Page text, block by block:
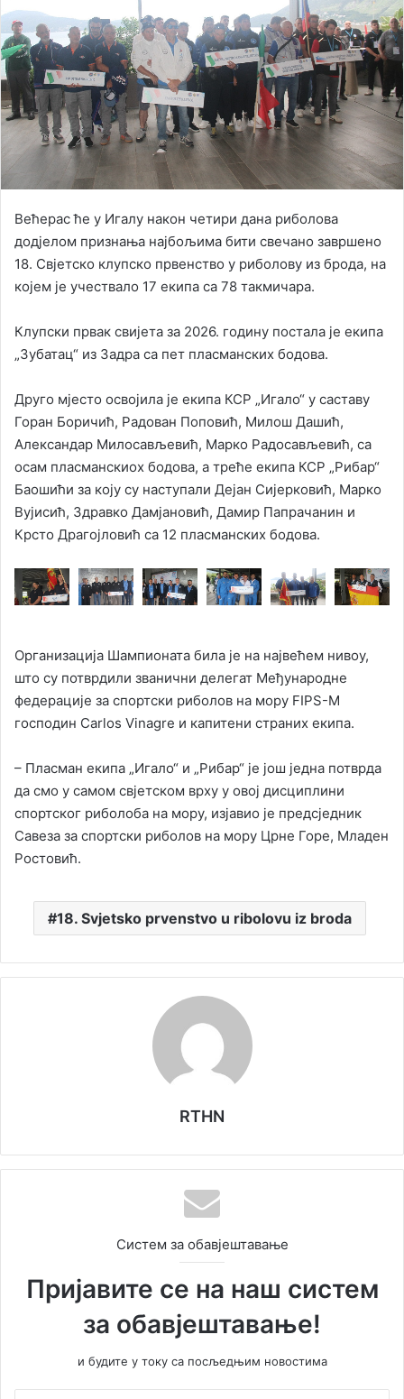
e
m
a
i
Већерас ће у Игалу након четири дана риболова
додјелом признања најбољима бити свечано завршено
18. Свјетско клупско првенство у риболову из брода, на
којем је учествало 17 екипа са 78 такмичара.
Клупски првак свијета за 2026. годину постала је екипа
„Зубатац“ из Задра са пет пласманских бодова.
Друго мјесто освојила је екипа КСР „Игало“ у саставу
Горан Боричић, Радован Поповић, Милош Дашић,
Александар Милосављевић, Марко Радосављевић, са
осам пласманскиох бодова, а треће екипа КСР „Рибар“
Баошићи за коју су наступали Дејан Сијерковић, Марко
Вујисић, Здравко Дамјановић, Дамир Папрачанин и
Крсто Драгојловић са 12 пласманских бодова.
Организација Шампионата била је на највећем нивоу,
што су потврдили званични делегат Међународне
федерације за спортски риболов на мору FIPS-M
господин Carlos Vinagre и капитени страних екипа.
– Пласман екипа „Игало“ и „Рибар“ је још једна потврда
да смо у самом свјетском врху у овој дисциплини
спортског риболоба на мору, изјавио је предсједник
Савеза за спортски риболов на мору Црне Горе, Младен
Ростовић.
18. Svjetsko prvenstvo u ribolovu iz broda
RTHN
Систем за обавјештавање
Пријавите се на наш систем
за обавјештавање!
и будите у току са посљедњим новостима